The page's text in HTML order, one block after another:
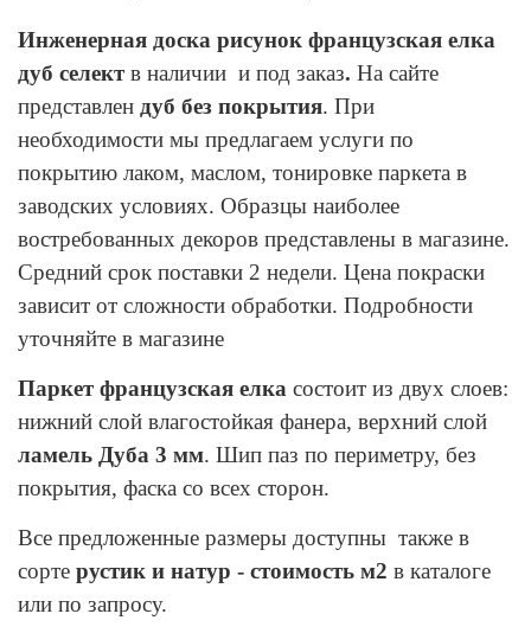
Инженерная доска рисунок французская елка
дуб селект в наличии и под заказ. На сайте
представлен дуб без покрытия. При
необходимости мы предлагаем услуги по
покрытию лаком, маслом, тонировке паркета в
заводских условиях. Образцы наиболее
востребованных декоров представлены в магазине.
Средний срок поставки 2 недели. Цена покраски
зависит от сложности обработки. Подробности
уточняйте в магазине
Паркет французская елка состоит из двух слоев:
нижний слой влагостойкая фанера, верхний слой
ламель Дуба 3 мм. Шип паз по периметру, без
покрытия, фаска со всех сторон.
Все предложенные размеры доступны также в
сорте рустик и натур - стоимость м2 в каталоге
или по запросу.